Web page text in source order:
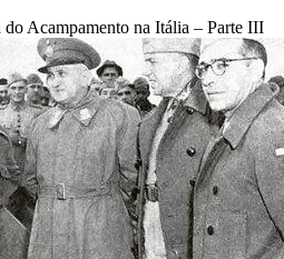
Acampamento na Itália – Parte III